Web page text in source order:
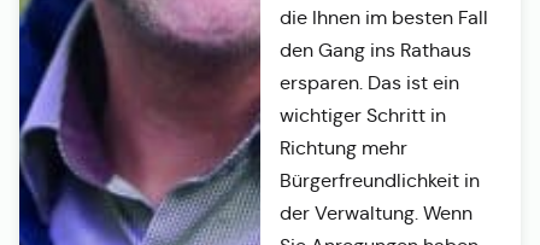
die Ihnen im besten Fall
den Gang ins Rathaus
ersparen. Das ist ein
wichtiger Schritt in
Richtung mehr
Bürgerfreundlichkeit in
der Verwaltung. Wenn